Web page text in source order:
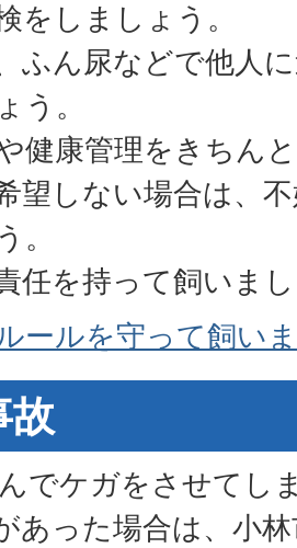
をしましょう。
ふん尿などで他人
う。
健康管理をきちん
望しない場合は、
。
任を持って飼いま
ールを守って飼い
故
でケガをさせてし
あった場合は、小